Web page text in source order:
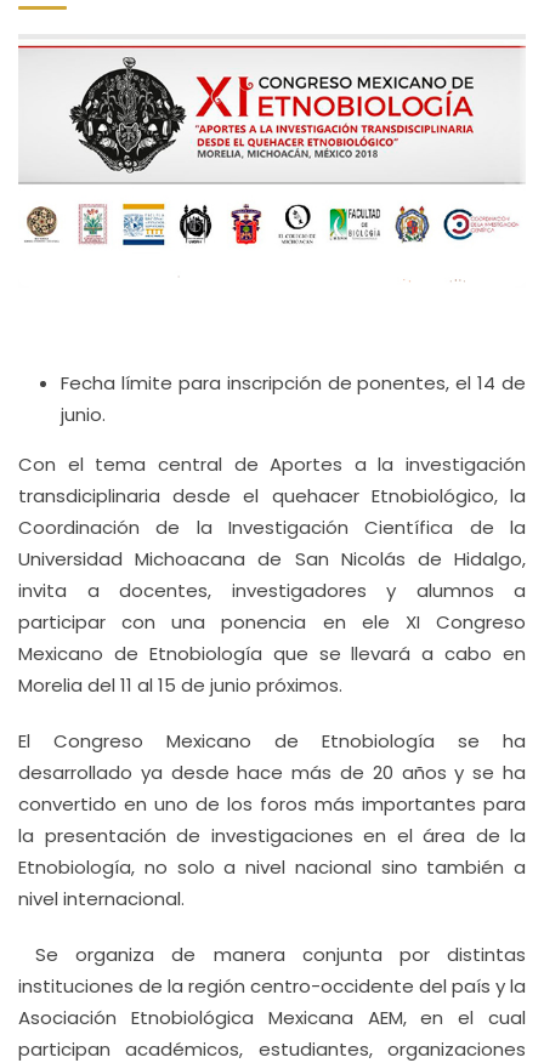
Fecha límite para inscripción de ponentes, el 14 de
junio.
Con el tema central de Aportes a la investigación
transdiciplinaria desde el quehacer Etnobiológico, la
Coordinación de la Investigación Científica de la
Universidad Michoacana de San Nicolás de Hidalgo,
invita a docentes, investigadores y alumnos a
participar con una ponencia en ele XI Congreso
Mexicano de Etnobiología que se llevará a cabo en
Morelia del 11 al 15 de junio próximos.
El Congreso Mexicano de Etnobiología se ha
desarrollado ya desde hace más de 20 años y se ha
convertido en uno de los foros más importantes para
la presentación de investigaciones en el área de la
Etnobiología, no solo a nivel nacional sino también a
nivel internacional.
Se organiza de manera conjunta por distintas
instituciones de la región centro-occidente del país y la
Asociación Etnobiológica Mexicana AEM, en el cual
participan académicos, estudiantes, organizaciones